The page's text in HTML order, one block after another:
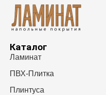
Каталог
Ламинат
ПВХ-Плитка
Плинтуса